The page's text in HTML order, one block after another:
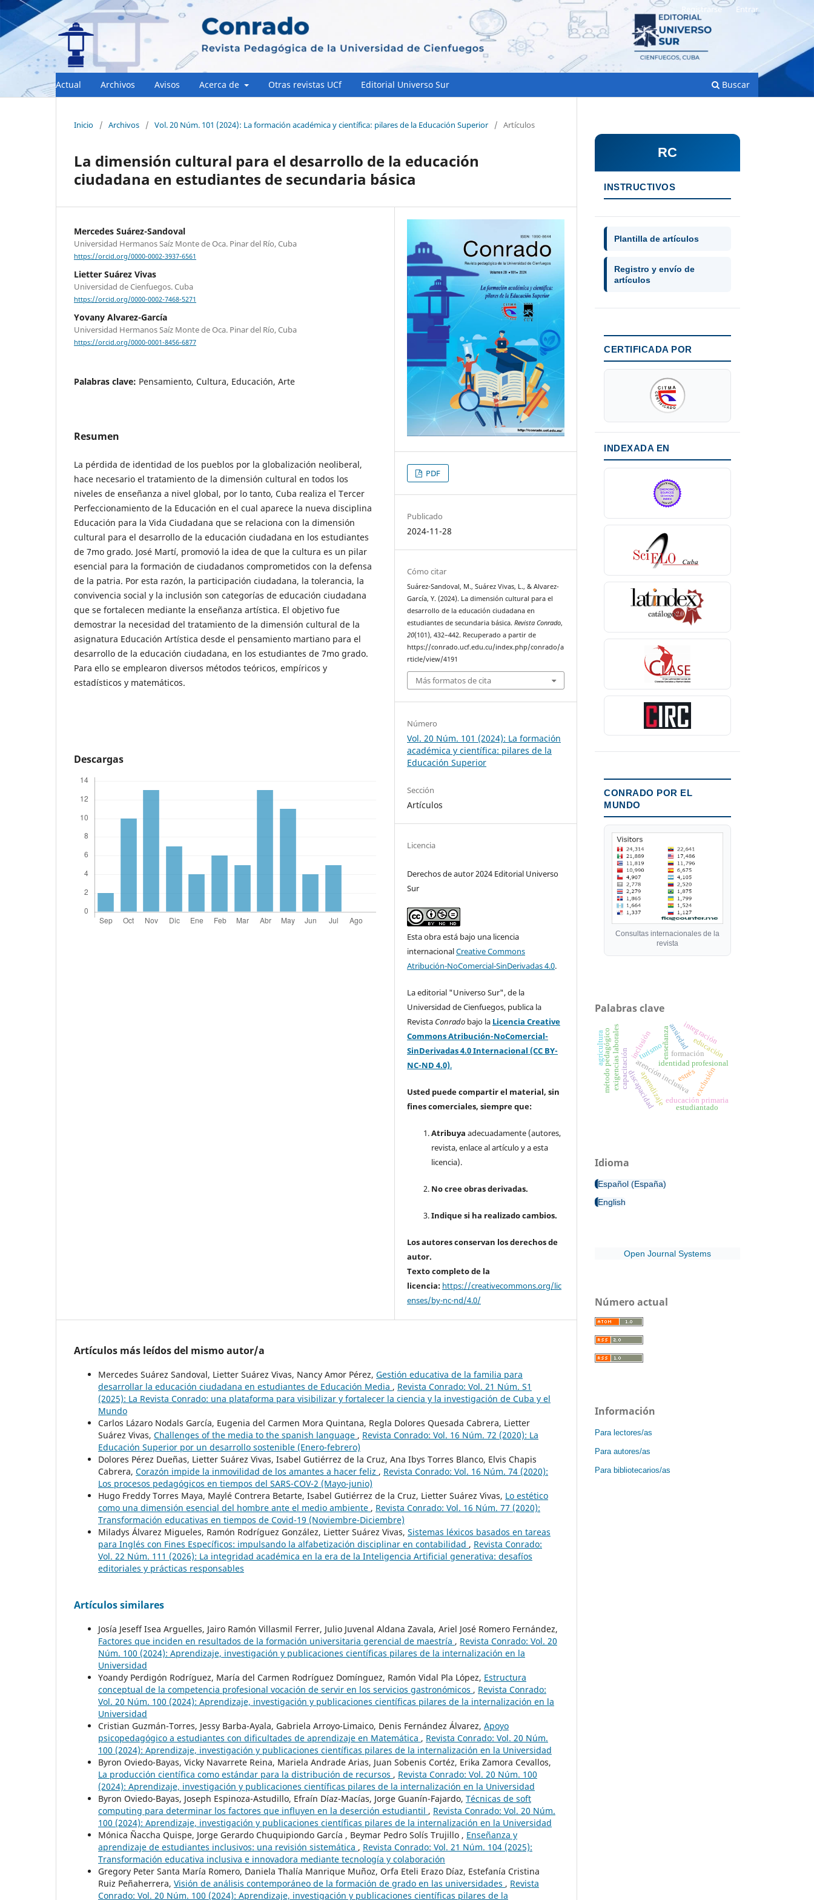
Actual Archivos Avisos Acerca de Otras revistas UCf Editorial Universo Sur Buscar
Registrarse Entrar
Inicio / Archivos / Vol. 20 Núm. 101 (2024): La formación académica y científica: pilares de la Educación Superior / Artículos
La dimensión cultural para el desarrollo de la educación
ciudadana en estudiantes de secundaria básica
Mercedes Suárez-Sandoval
Universidad Hermanos Saíz Monte de Oca. Pinar del Río, Cuba
https://orcid.org/0000-0002-3937-6561
Lietter Suárez Vivas
Universidad de Cienfuegos. Cuba
https://orcid.org/0000-0002-7468-5271
Yovany Alvarez-García
Universidad Hermanos Saíz Monte de Oca. Pinar del Río, Cuba
https://orcid.org/0000-0001-8456-6877
Palabras clave: Pensamiento, Cultura, Educación, Arte
Resumen
La pérdida de identidad de los pueblos por la globalización neoliberal,
hace necesario el tratamiento de la dimensión cultural en todos los
niveles de enseñanza a nivel global, por lo tanto, Cuba realiza el Tercer
Perfeccionamiento de la Educación en el cual aparece la nueva disciplina
Educación para la Vida Ciudadana que se relaciona con la dimensión
cultural para el desarrollo de la educación ciudadana en los estudiantes
de 7mo grado. José Martí, promovió la idea de que la cultura es un pilar
esencial para la formación de ciudadanos comprometidos con la defensa
de la patria. Por esta razón, la participación ciudadana, la tolerancia, la
convivencia social y la inclusión son categorías de educación ciudadana
que se fortalecen mediante la enseñanza artística. El objetivo fue
demostrar la necesidad del tratamiento de la dimensión cultural de la
asignatura Educación Artística desde el pensamiento martiano para el
desarrollo de la educación ciudadana, en los estudiantes de 7mo grado.
Para ello se emplearon diversos métodos teóricos, empíricos y
estadísticos y matemáticos.
Descargas
PDF
Publicado
2024-11-28
Cómo citar
Suárez-Sandoval, M., Suárez Vivas, L., & Alvarez-
García, Y. (2024). La dimensión cultural para el
desarrollo de la educación ciudadana en
estudiantes de secundaria básica.Revista Conrado,
20(101), 432–442. Recuperado a partir de
https://conrado.ucf.edu.cu/index.php/conrado/a
rticle/view/4191
Más formatos de cita
Número
Vol. 20 Núm. 101 (2024): La formación
académica y científica: pilares de la
Educación Superior
Sección
Artículos
Licencia
Derechos de autor 2024 Editorial Universo
Sur
Esta obra está bajo una licencia
internacionalCreative Commons
Atribución-NoComercial-SinDerivadas 4.0.
La editorial "Universo Sur", de la
Universidad de Cienfuegos, publica la
Revista Conrado bajo la Licencia Creative
Commons Atribución-NoComercial-
SinDerivadas 4.0 Internacional (CC BY-
NC-ND 4.0).
Usted puede compartir el material, sin
fines comerciales, siempre que:
Atribuya adecuadamente (autores,
revista, enlace al artículo y a esta
licencia).
No cree obras derivadas.
Indique si ha realizado cambios.
Los autores conservan los derechos de
autor.
Texto completo de la
licencia: https://creativecommons.org/lic
enses/by-nc-nd/4.0/
Artículos más leídos del mismo autor/a
Mercedes Suárez Sandoval, Lietter Suárez Vivas, Nancy Amor Pérez, Gestión educativa de la familia para
desarrollar la educación ciudadana en estudiantes de Educación Media , Revista Conrado: Vol. 21 Núm. S1
(2025): La Revista Conrado: una plataforma para visibilizar y fortalecer la ciencia y la investigación de Cuba y el
Mundo
Carlos Lázaro Nodals García, Eugenia del Carmen Mora Quintana, Regla Dolores Quesada Cabrera, Lietter
Suárez Vivas, Challenges of the media to the spanish language , Revista Conrado: Vol. 16 Núm. 72 (2020): La
Educación Superior por un desarrollo sostenible (Enero-febrero)
Dolores Pérez Dueñas, Lietter Suárez Vivas, Isabel Gutiérrez de la Cruz, Ana Ibys Torres Blanco, Elvis Chapis
Cabrera, Corazón impide la inmovilidad de los amantes a hacer feliz , Revista Conrado: Vol. 16 Núm. 74 (2020):
Los procesos pedagógicos en tiempos del SARS-COV-2 (Mayo-junio)
Hugo Freddy Torres Maya, Maylé Contrera Betarte, Isabel Gutiérrez de la Cruz, Lietter Suárez Vivas, Lo estético
como una dimensión esencial del hombre ante el medio ambiente , Revista Conrado: Vol. 16 Núm. 77 (2020):
Transformación educativas en tiempos de Covid-19 (Noviembre-Diciembre)
Miladys Álvarez Migueles, Ramón Rodríguez González, Lietter Suárez Vivas, Sistemas léxicos basados en tareas
para Inglés con Fines Específicos: impulsando la alfabetización disciplinar en contabilidad , Revista Conrado:
Vol. 22 Núm. 111 (2026): La integridad académica en la era de la Inteligencia Artificial generativa: desafíos
editoriales y prácticas responsables
Artículos similares
Josía Jeseff Isea Arguelles, Jairo Ramón Villasmil Ferrer, Julio Juvenal Aldana Zavala, Ariel José Romero Fernández,
Factores que inciden en resultados de la formación universitaria gerencial de maestría , Revista Conrado: Vol. 20
Núm. 100 (2024): Aprendizaje, investigación y publicaciones científicas pilares de la internalización en la
Universidad
Yoandy Perdigón Rodríguez, María del Carmen Rodríguez Domínguez, Ramón Vidal Pla López, Estructura
conceptual de la competencia profesional vocación de servir en los servicios gastronómicos , Revista Conrado:
Vol. 20 Núm. 100 (2024): Aprendizaje, investigación y publicaciones científicas pilares de la internalización en la
Universidad
Cristian Guzmán-Torres, Jessy Barba-Ayala, Gabriela Arroyo-Limaico, Denis Fernández Álvarez, Apoyo
psicopedagógico a estudiantes con dificultades de aprendizaje en Matemática , Revista Conrado: Vol. 20 Núm.
100 (2024): Aprendizaje, investigación y publicaciones científicas pilares de la internalización en la Universidad
Byron Oviedo-Bayas, Vicky Navarrete Reina, Mariela Andrade Arias, Juan Sobenis Cortéz, Erika Zamora Cevallos,
La producción científica como estándar para la distribución de recursos , Revista Conrado: Vol. 20 Núm. 100
(2024): Aprendizaje, investigación y publicaciones científicas pilares de la internalización en la Universidad
Byron Oviedo-Bayas, Joseph Espinoza-Astudillo, Efraín Díaz-Macías, Jorge Guanín-Fajardo, Técnicas de soft
computing para determinar los factores que influyen en la deserción estudiantil , Revista Conrado: Vol. 20 Núm.
100 (2024): Aprendizaje, investigación y publicaciones científicas pilares de la internalización en la Universidad
Mónica Ñaccha Quispe, Jorge Gerardo Chuquipiondo García , Beymar Pedro Solís Trujillo , Enseñanza y
aprendizaje de estudiantes inclusivos: una revisión sistemática , Revista Conrado: Vol. 21 Núm. 104 (2025):
Transformación educativa inclusiva e innovadora mediante tecnología y colaboración
Gregory Peter Santa María Romero, Daniela Thalía Manrique Muñoz, Orfa Eteli Erazo Díaz, Estefanía Cristina
Ruiz Peñaherrera, Visión de análisis contemporáneo de la formación de grado en las universidades , Revista
Conrado: Vol. 20 Núm. 100 (2024): Aprendizaje, investigación y publicaciones científicas pilares de la
RC
INSTRUCTIVOS
Plantilla de artículos
Registro y envío de
artículos
CERTIFICADA POR
INDEXADA EN
CONRADO POR EL
MUNDO
Consultas internacionales de la
revista
Palabras clave
formación
atención inclusiva
identidad profesional
enseñanza
aprendizaje
inclusión
exclusión
discapacidad
capacitación estrés
ansiedad
exigencias laborales
método pedagógico
agricultura turismo
educación primaria
educación
integración
estudiantado
Idioma
Español (España)
English
Open Journal Systems
Número actual
Información
Para lectores/as
Para autores/as
Para bibliotecarios/as